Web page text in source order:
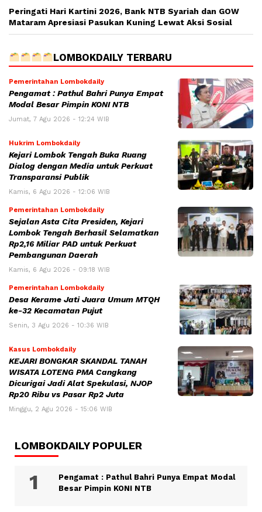
Peringati Hari Kartini 2026, Bank NTB Syariah dan GOW
Mataram Apresiasi Pasukan Kuning Lewat Aksi Sosial
LOMBOKDAILY TERBARU
Pemerintahan Lombokdaily
Pengamat : Pathul Bahri Punya Empat
Modal Besar Pimpin KONI NTB
Jumat, 7 Agu 2026 - 12:24 WIB
Hukrim Lombokdaily
Kejari Lombok Tengah Buka Ruang
Dialog dengan Media untuk Perkuat
Transparansi Publik
Kamis, 6 Agu 2026 - 12:06 WIB
Pemerintahan Lombokdaily
Sejalan Asta Cita Presiden, Kejari
Lombok Tengah Berhasil Selamatkan
Rp2,16 Miliar PAD untuk Perkuat
Pembangunan Daerah
Kamis, 6 Agu 2026 - 09:18 WIB
Pemerintahan Lombokdaily
Desa Kerame Jati Juara Umum MTQH
ke-32 Kecamatan Pujut
Senin, 3 Agu 2026 - 10:36 WIB
Kasus Lombokdaily
KEJARI BONGKAR SKANDAL TANAH
WISATA LOTENG PMA Cangkang
Dicurigai Jadi Alat Spekulasi, NJOP
Rp20 Ribu vs Pasar Rp2 Juta
Minggu, 2 Agu 2026 - 15:06 WIB
LOMBOKDAILY POPULER
Pengamat : Pathul Bahri Punya Empat Modal
Besar Pimpin KONI NTB